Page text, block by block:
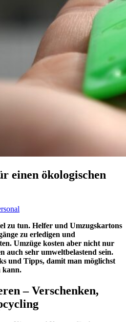
einen ökologischen
zu tun. Helfer und Umzugskartons
zu erledigen und
Umzüge kosten aber nicht nur
auch sehr umweltbelastend sein.
und Tipps, damit man möglichst
kann.
– Verschenken,